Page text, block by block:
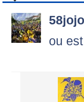
58jojo
ou